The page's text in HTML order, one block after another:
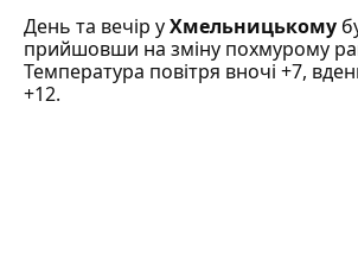
День та вечір уХмельницькому
прийшовши на зміну похмурому
Температура повітря вночі +7,
+12.